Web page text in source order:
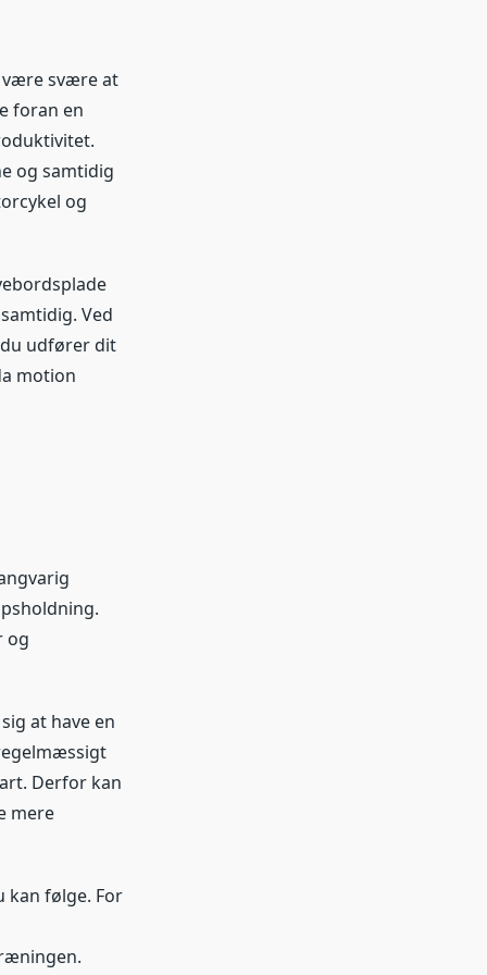
være svære at
foran en
og samtidig
og
Ved
udfører dit
motion
og
at have en
Derfor kan
mere
kan følge. For